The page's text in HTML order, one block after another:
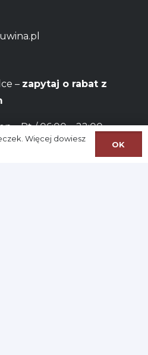
– zapytaj o rabat z
– Pt / 06:00 – 22:00
Więcej dowiesz
OK